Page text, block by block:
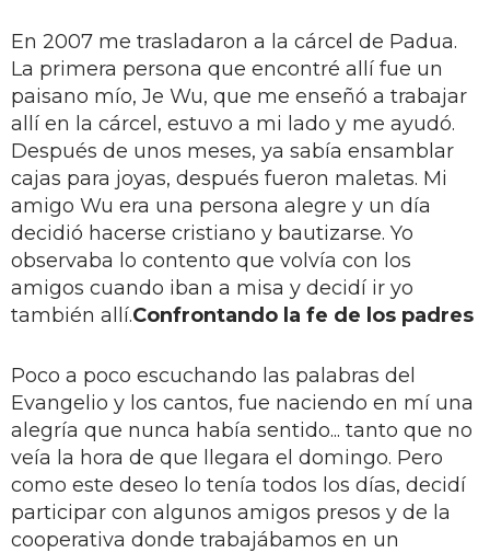
En 2007 me trasladaron a la cárcel de Padua.
La primera persona que encontré allí fue un
paisano mío, Je Wu, que me enseñó a trabajar
allí en la cárcel, estuvo a mi lado y me ayudó.
Después de unos meses, ya sabía ensamblar
cajas para joyas, después fueron maletas. Mi
amigo Wu era una persona alegre y un día
decidió hacerse cristiano y bautizarse. Yo
observaba lo contento que volvía con los
amigos cuando iban a misa y decidí ir yo
también allí.Confrontando la fe de los padres
Poco a poco escuchando las palabras del
Evangelio y los cantos, fue naciendo en mí una
alegría que nunca había sentido... tanto que no
veía la hora de que llegara el domingo. Pero
como este deseo lo tenía todos los días, decidí
participar con algunos amigos presos y de la
cooperativa donde trabajábamos en un